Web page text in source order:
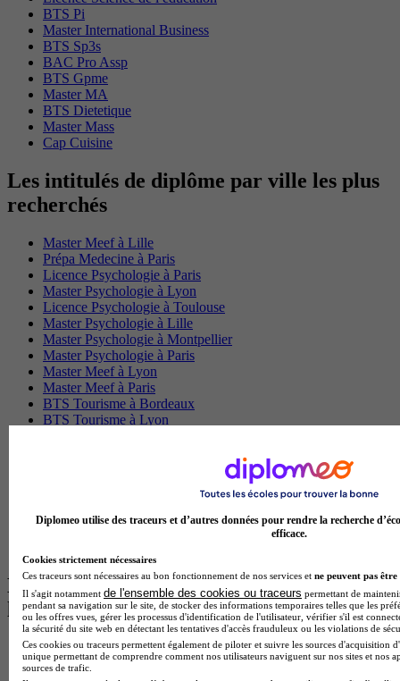
BTS Pi
Master International Business
BTS Sp3s
BAC Pro Assp
BTS Gpme
Master MA
BTS Dietetique
Master Mass
Cap Cuisine
Les intitulés de diplôme par ville les plus
recherchés
Master Meef à Lille
Prépa Medecine à Paris
Licence Psychologie à Paris
Master Psychologie à Lyon
Licence Psychologie à Toulouse
Master Psychologie à Lille
Master Psychologie à Montpellier
Master Psychologie à Paris
Master Meef à Lyon
Master Meef à Paris
BTS Tourisme à Bordeaux
BTS Tourisme à Lyon
BTS Communication à Bordeaux
Master Psychologie à Angers
Les intitulés de diplôme par alternance
les plus recherchés
BTS Esf en alternance
BTS Dietetique en alternance
Diplomeo utilise des traceurs et d’autres données pour rendre la recherche
efficace.
Cookies strictement nécessaires
Ces traceurs sont nécessaires au bon fonctionnement de nos services et ne peuvent pas être
Il s'agit notamment de l'ensemble des cookies ou traceurs permettant de
pendant sa navigation sur le site, de stocker des informations temporaires telles que les
ou les offres vues, gérer les processus d'identification de l'utilisateur, vérifier s'il est
la sécurité du site web en détectant les tentatives d'accès frauduleux ou les violations de
Ces cookies ou traceurs permettent également de piloter et suivre les sources d'acquisition
unique permettant de comprendre comment nos utilisateurs naviguent sur nos sites et nos
sources de trafic.